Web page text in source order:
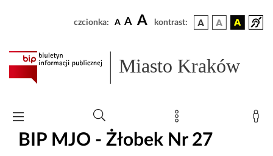
czcionka: A A A kontrast:
Miasto Kraków
BIP MJO - Żłobek Nr 27